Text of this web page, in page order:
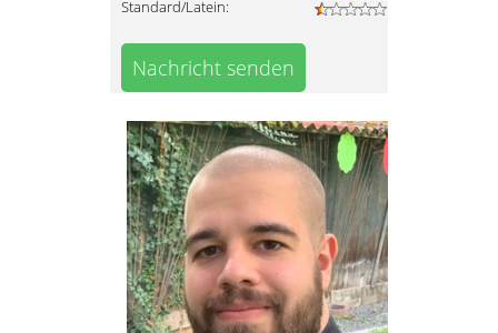
Standard/Latein:
Nachricht senden